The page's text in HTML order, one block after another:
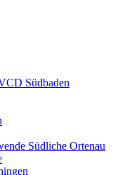
Südbaden
Südliche Ortenau